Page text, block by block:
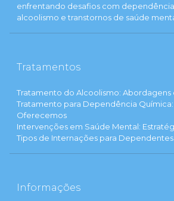
enfrentando desafios com dependência
alcoolismo e transtornos de saúde
Tratamentos
Tratamento do Alcoolismo: Abordagens
Tratamento para Dependência
Oferecemos
Intervenções em Saúde Mental:
Tipos de Internações para
Informações